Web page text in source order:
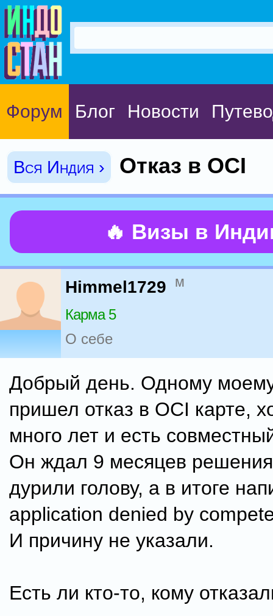
Форум Блог Новости
Вся Индия › Отказ в OCI
🔥 Визы в
Himmel1729 м
Карма 5
О себе
Добрый день. Одному
пришел отказ в OCI карте,
много лет и есть
Он ждал 9 месяцев
дурили голову, а в итоге
application denied by
И причину не указали.
Есть ли кто-то, кому